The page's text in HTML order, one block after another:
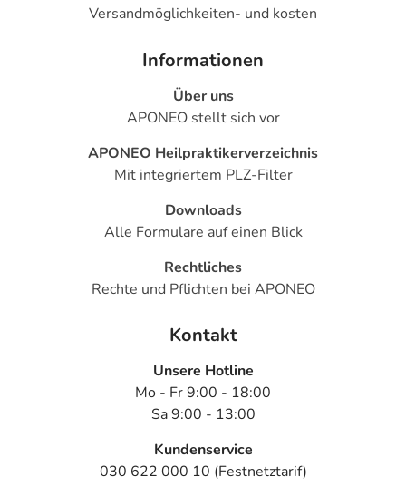
Versandmöglichkeiten- und kosten
Informationen
Über uns
APONEO stellt sich vor
APONEO Heilpraktikerverzeichnis
Mit integriertem PLZ-Filter
Downloads
Alle Formulare auf einen Blick
Rechtliches
Rechte und Pflichten bei APONEO
Kontakt
Unsere Hotline
Mo - Fr 9:00 - 18:00
Sa 9:00 - 13:00
Kundenservice
030 622 000 10 (Festnetztarif)